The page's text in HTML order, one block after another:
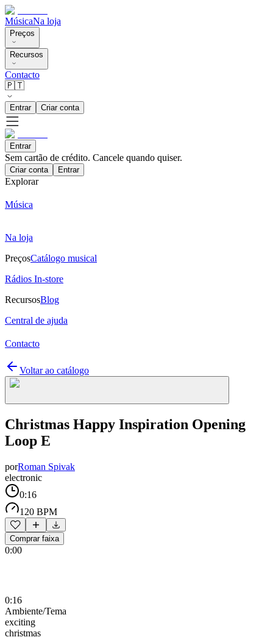
MúsicaNa loja
Preços
Recursos
Contacto
🇵🇹
Entrar Criar conta
Entrar
Sem cartão de crédito. Cancele quando quiser.
Criar conta Entrar
Explorar
Música
Na loja
PreçosCatálogo musical
Rádios In-store
RecursosBlog
Central de ajuda
Contacto
Voltar ao catálogo
Christmas Happy Inspiration Opening
Loop E
porRoman Spivak
electronic
0:16
120 BPM
Comprar faixa
0:00
0:16
Ambiente/Tema
exciting
christmas